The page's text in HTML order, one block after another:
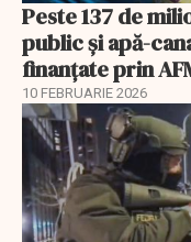
Peste 137 de
public și apă-
finanțate prin
10 FEBRUARIE 2026